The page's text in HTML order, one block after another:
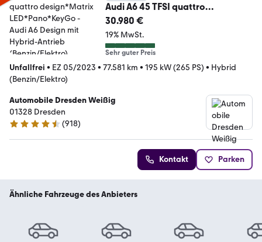
Audi A6 45 TFSI quattro
design*Matrix LED*Pano*KeyGo
30.980 €
19% MwSt.
Sehr guter Preis
Unfallfrei • EZ 05/2023 • 77.581 km • 195 kW (265 PS) • Hybrid
(Benzin/Elektro)
Automobile Dresden Weißig
01328 Dresden
4.4 Sterne
(918)
Kontakt Parken
Ähnliche Fahrzeuge des Anbieters